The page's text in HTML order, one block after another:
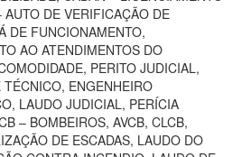
AUTO DE VERIFICAÇÃO DE
DE FUNCIONAMENTO,
AO ATENDIMENTOS DO
PERITO JUDICIAL,
ENGENHEIRO
LAUDO JUDICIAL, PERÍCIA
– BOMBEIROS, AVCB, CLCB,
DE ESCADAS, LAUDO DO